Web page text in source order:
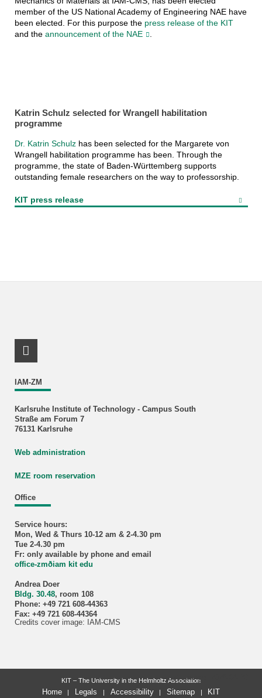
member of the US National Academy of Engineering NAE have
been elected. For this purpose the press release of the KIT
and the announcement of the NAE .
Katrin Schulz selected for Wrangell habilitation
programme
Dr. Katrin Schulzhas been selected for the Margarete von
Wrangell habilitation programme has been. Through the
programme, the state of Baden-Württemberg supports
outstanding female researchers on the way to professorship.
KIT press release
IAM-ZM
Karlsruhe Institute of Technology - Campus South
Straße am Forum 7
76131 Karlsruhe
Web administration
MZE room reservation
Office
Service hours:
Mon, Wed & Thurs 10-12 am & 2-4.30 pm
Tue 2-4.30 pm
Fr: only available by phone and email
office-zmðiam kit edu
Andrea Doer
Bldg. 30.48, room 108
Phone: +49 721 608-44363
Fax: +49 721 608-44364
Link_RSS
Credits cover image: IAM-CMS
last change: 2026-04-28
KIT – The University in the Helmholtz Association
Home Legals Accessibility Sitemap KIT